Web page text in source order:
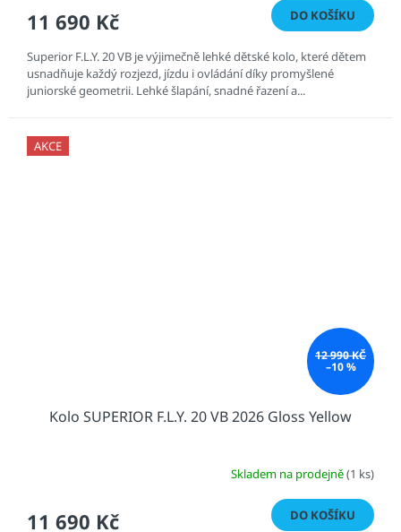
11 690 Kč DO KOŠÍKU
Superior F.L.Y. 20 VB je výjimečně lehké dětské kolo, které dětem
usnadňuje každý rozjezd, jízdu i ovládání díky promyšlené
juniorské geometrii. Lehké šlapání, snadné řazení a...
AKCE
12 990 KČ
–10 %
Kolo SUPERIOR F.L.Y. 20 VB 2026 Gloss Yellow
Skladem na prodejně(1 ks)
11 690 Kč DO KOŠÍKU